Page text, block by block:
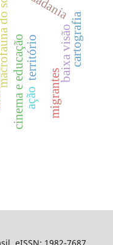
solocinema e educaçãoterritório
migrantes
baixa visão
ação
cartografia